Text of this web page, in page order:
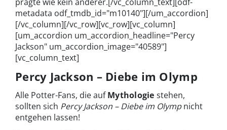
metadata odf_tmdb_id="m10140"][/um_accordion]
[/vc_column][/vc_row][vc_row][vc_column]
[um_accordion um_accordion_headline="Percy
Jackson" um_accordion_image="40589"]
[vc_column_text]
Percy Jackson – Diebe im Olymp
Alle Potter-Fans, die aufMythologie stehen,
sollten sich Percy Jackson – Diebe im Olympnicht
entgehen lassen!